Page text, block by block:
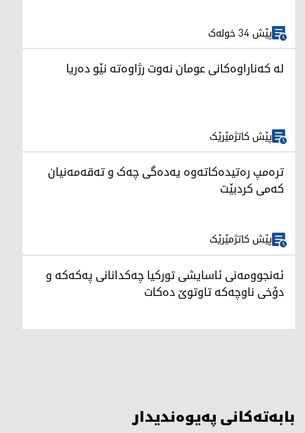
پێش 34 خولەک
لە کەناراوەکانی عومان نەوت رژاوەته‌ نێو ده‌ریا
پێش کاتژمێرێک
ترەمپ رەتیدەکاتەوە یەدەگی چەک و تەقەمەنیان
کەمی کردبێت
پێش کاتژمێرێک
ئەنجوومەنی ئاسایشی تورکیا چەکدانانی پەکەکە و
دۆخی ناوچەکە تاوتوێ دەکات
بابەتەکانی پەیوەندیدار